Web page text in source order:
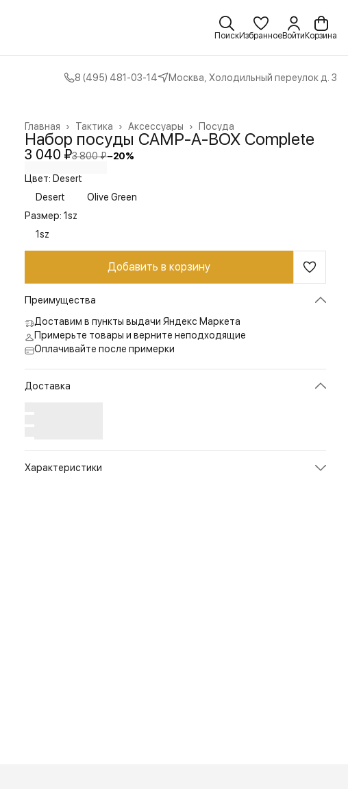
ПоискИзбранноеВойти Корзина
8 (495) 481-03-14 Москва, Холодильный переулок д. 3
Посуда
Аксессуары ›
Тактика ›
Главная ›
Набор посуды CAMP-A-BOX Complete
3 040 ₽3 800 ₽−20%
Цвет: Desert
Desert
Olive Green
Размер: 1sz
1sz
Добавить в корзину
Преимущества
Доставим в пункты выдачи Яндекс Маркета
Примерьте товары и верните неподходящие
Оплачивайте после примерки
Доставка
Характеристики